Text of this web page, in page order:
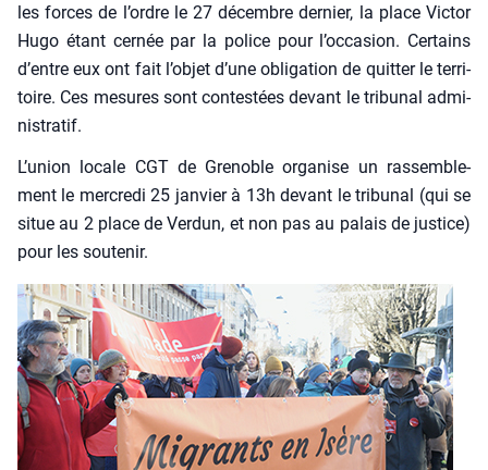
les forces de l’ordre le 27 décembre der­nier, la place Vic­tor
Hugo étant cer­née par la police pour l’occasion. Cer­tains
d’entre eux ont fait l’objet d’une obli­ga­tion de quit­ter le ter­ri­
toire. Ces mesures sont contes­tées devant le tri­bu­nal admi­
nis­tra­tif.
L’union locale CGT de Gre­noble orga­nise un ras­sem­ble­
ment le mer­cre­di 25 jan­vier à 13h devant le tri­bu­nal (qui se
situe au 2 place de Ver­dun, et non pas au palais de jus­tice)
pour les sou­te­nir.